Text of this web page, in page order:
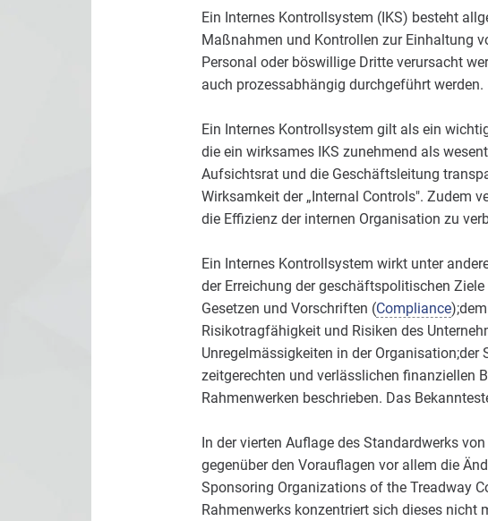
Ein Internes Kontrollsystem (IKS) besteht
Maßnahmen und Kontrollen zur Einhaltung
Personal oder böswillige Dritte verursacht
auch prozessabhängig durchgeführt werden.
Ein Internes Kontrollsystem gilt als ein
die ein wirksames IKS zunehmend als
Aufsichtsrat und die Geschäftsleitung
Wirksamkeit der „Internal Controls". Zudem
die Effizienz der internen Organisation zu
Ein Internes Kontrollsystem wirkt unter
der Erreichung der geschäftspolitischen
Gesetzen und Vorschriften (Compliance
Risikotragfähigkeit und Risiken des
Unregelmässigkeiten in der
zeitgerechten und verlässlichen finanziellen
Rahmenwerken beschrieben. Das
In der vierten Auflage des Standardwerks
gegenüber den Vorauflagen vor allem die
Sponsoring Organizations of the Treadway
Rahmenwerks konzentriert sich dieses